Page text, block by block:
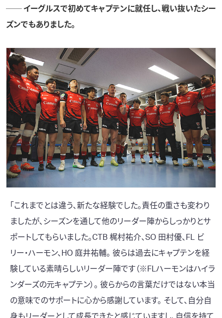
── イーグルスで初めてキャプテンに就任し、戦い抜いたシー
ズンでもありました。
「これまでとは違う、新たな経験でした。責任の重さも変わり
ましたが、シーズンを通して他のリーダー陣からしっかりとサ
ポートしてもらいました。CTB 梶村祐介、 SO 田村優、 FL ビ
リー・ハーモン、 HO 庭井祐輔。 彼らは過去にキャプテンを経
験している素晴らしいリーダー陣です（※FLハーモンはハイラ
ンダーズの元キャプテン）。 彼らからの言葉だけではない本当
の意味でのサポートに心から感謝しています。 そして、自分自
身もリーダーとして成長できたと感じていますし、自信を持て